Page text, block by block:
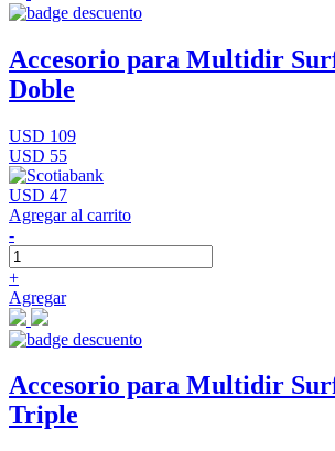
Accesorio para Multidir
Doble
USD 109
USD 55
USD 47
Agregar al carrito
-
+
Agregar
Accesorio para Multidir
Triple